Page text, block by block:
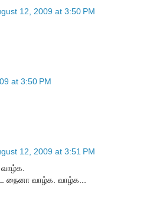
12, 2009 at 3:50 PM
at 3:50 PM
12, 2009 at 3:51 PM
நைனா வாழ்க. வாழ்க...